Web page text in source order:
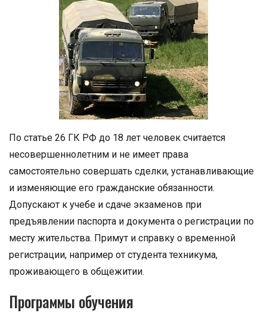
По статье 26 ГК РФ до 18 лет человек считается
несовершеннолетним и не имеет права
самостоятельно совершать сделки, устанавливающие
и изменяющие его гражданские обязанности.
Допускают к учебе и сдаче экзаменов при
предъявлении паспорта и документа о регистрации по
месту жительства. Примут и справку о временной
регистрации, например от студента техникума,
проживающего в общежитии.
Программы обучения